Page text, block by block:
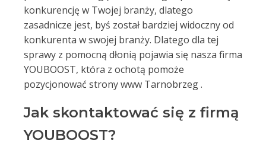
konkurencję w Twojej branży, dlatego
zasadnicze jest, byś został bardziej widoczny od
konkurenta w swojej branży. Dlatego dla tej
sprawy z pomocną dłonią pojawia się nasza firma
YOUBOOST, która z ochotą pomoże
pozycjonować strony www Tarnobrzeg .
Jak skontaktować się z firmą
YOUBOOST?